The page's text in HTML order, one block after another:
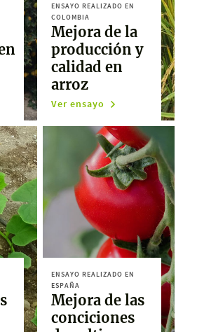
ENSAYO REALIZADO EN
COLOMBIA
Mejora de la
producción y
calidad en
arroz
Ver ensayo
ENSAYO REALIZADO EN
ESPAÑA
Mejora de las
conciciones